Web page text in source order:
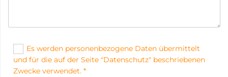
Es werden personenbezogene Daten übermittelt
und für die auf der Seite "Datenschutz" beschriebenen
Zwecke verwendet. *